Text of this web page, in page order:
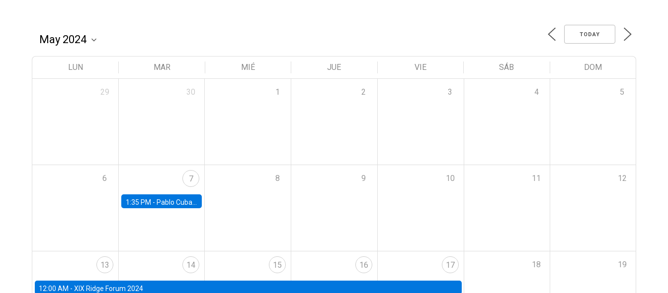
TODAY
LUN MAR MIÉ JUE VIE SÁB DOM
29 30 1 2 3 4 5
6 7
1:35 PM - Pablo Cuba, FED Board
8 9 10 11 12
13
12:00 AM - XIX Ridge Forum 2024
14 15 16 17 18 19